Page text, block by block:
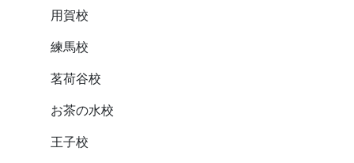
用賀校
練馬校
茗荷谷校
お茶の水校
王子校